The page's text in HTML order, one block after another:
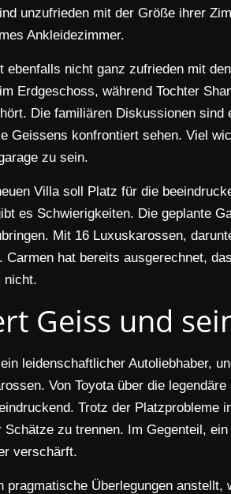
unzufrieden mit der Größe ihrer
Ankleidezimmer.
ebenfalls nicht ganz zufrieden mit
Erdgeschoss, während Tochter
Die familiären Diskussionen
Geissens konfrontiert sehen. Viel
zu sein.
Villa soll Platz für die
es Schwierigkeiten. Die geplante
Mit 16 Luxuskarossen,
Carmen hat bereits ausgerechnet,
nicht.
Geiss und
leidenschaftlicher Autoliebhaber,
Von Toyota über die
Trotz der Platzprobleme
Schätze zu trennen. Im Gegenteil,
verschärft.
pragmatische Überlegungen